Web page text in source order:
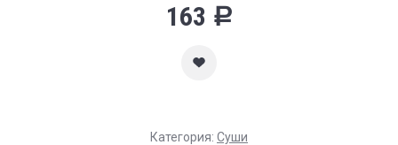
163 Р
Категория: Суши